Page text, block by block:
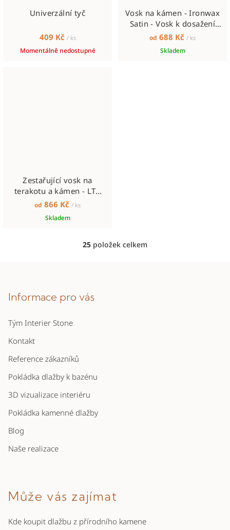
Univerzální tyč
409 Kč / ks
Momentálně nedostupné
Vosk na kámen - Ironwax
Satin - Vosk k dosažení
sametových tónů
od 688 Kč / ks
Skladem
Zestařující vosk na
terakotu a kámen - LTP
Antique Wax
od 866 Kč / ks
Skladem
O
25 položek celkem
Informace pro vás
Tým Interier Stone
Kontakt
Reference zákazníků
Pokládka dlažby k bazénu
3D vizualizace interiéru
Pokládka kamenné dlažby
Blog
Naše realizace
Může vás zajímat
Kde koupit dlažbu z přírodního kamene